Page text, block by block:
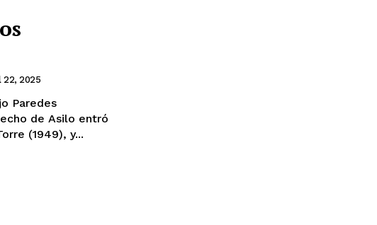
22, 2025
Paredes
de Asilo entró
(1949), y...